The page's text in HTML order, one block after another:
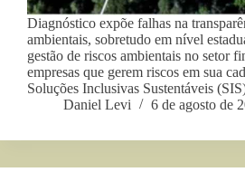
Diagnóstico expõe falhas na
ambientais, sobretudo em nível
gestão de riscos ambientais no setor
empresas que gerem riscos em sua
Soluções Inclusivas Sustentáveis
Daniel Levi
6 de agosto de